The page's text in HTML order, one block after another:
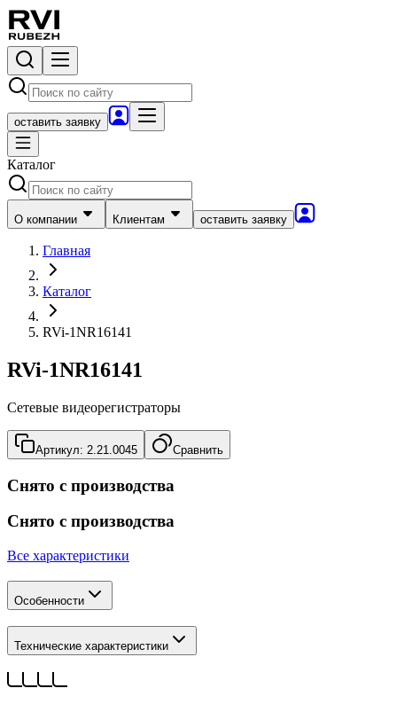
оставить заявку
Каталог
О компании Клиентам оставить заявку
Главная
Каталог
RVi-1NR16141
RVi-1NR16141
Сетевые видеорегистраторы
Артикул: 2.21.0045 Сравнить
Снято с производства
Снято с производства
Все характеристики
Особенности
Технические характеристики